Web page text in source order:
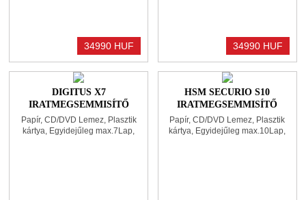
34990 HUF 34990 HUF
DIGITUS X7
IRATMEGSEMMISÍTŐ
BLACK
Papír, CD/DVD Lemez, Plasztik
kártya, Egyidejűleg max.7Lap,
HSM SECURIO S10
IRATMEGSEMMISÍTŐ
WHITE
Papír, CD/DVD Lemez, Plasztik
kártya, Egyidejűleg max.10Lap,